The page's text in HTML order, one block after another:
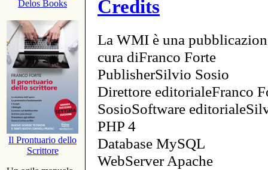
Delos Books
Il Prontuario dello
Scrittore
Credits
La WMI è una
cura diFranco Forte
PublisherSilvio Sosio
Direttore editorialeFranco
SosioSoftware
PHP 4
Database MySQL
WebServer Apache